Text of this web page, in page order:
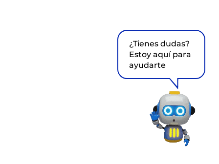
¿Tienes dudas?
Estoy aquí para
ayudarte